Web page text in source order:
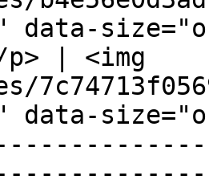
data-
| <img
data-